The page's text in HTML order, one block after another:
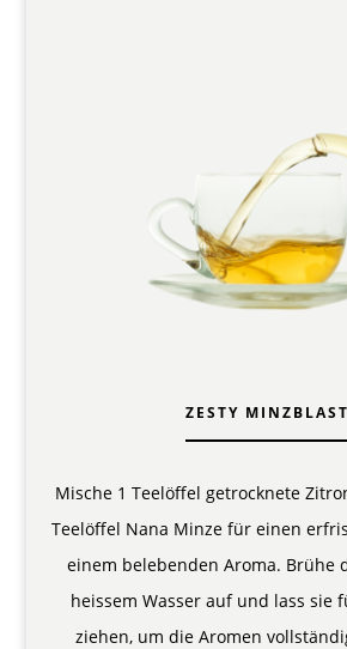
ZESTY MINZBLAST
Mische 1 Teelöffel getrocknete
Teelöffel Nana Minze für einen
einem belebenden Aroma. Brühe
heissem Wasser auf und lass sie
ziehen, um die Aromen